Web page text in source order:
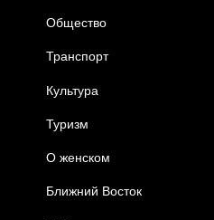
Общество
Транспорт
Культура
Туризм
О женском
Ближний Восток